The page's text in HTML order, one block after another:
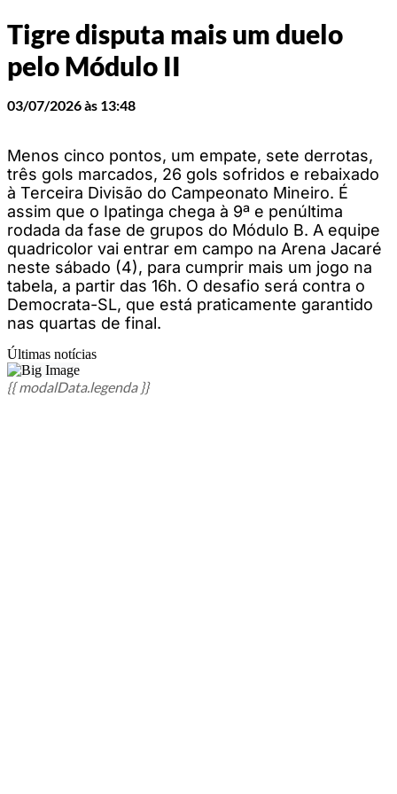
Tigre disputa mais um duelo
pelo Módulo II
03/07/2026 às 13:48
Menos cinco pontos, um empate, sete derrotas,
três gols marcados, 26 gols sofridos e rebaixado
à Terceira Divisão do Campeonato Mineiro. É
assim que o Ipatinga chega à 9ª e penúltima
rodada da fase de grupos do Módulo B. A equipe
quadricolor vai entrar em campo na Arena Jacaré
neste sábado (4), para cumprir mais um jogo na
tabela, a partir das 16h. O desafio será contra o
Democrata-SL, que está praticamente garantido
nas quartas de final.
Últimas notícias
{{ modalData.legenda }}